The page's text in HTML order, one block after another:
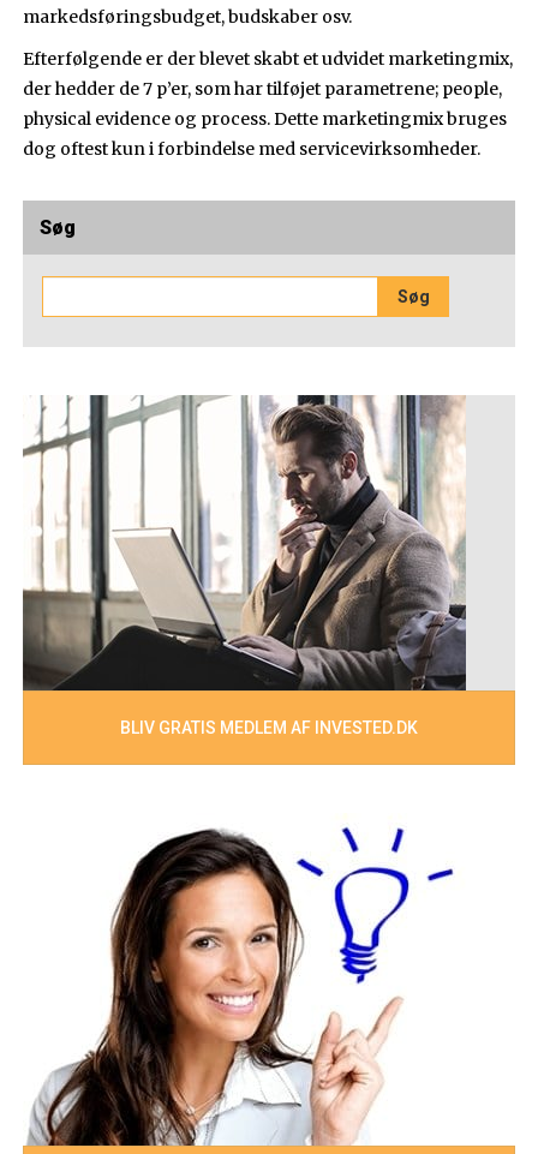
markedsføringsbudget, budskaber osv.
Efterfølgende er der blevet skabt et udvidet marketingmix,
der hedder de 7 p’er, som har tilføjet parametrene; people,
physical evidence og process. Dette marketingmix bruges
dog oftest kun i forbindelse med servicevirksomheder.
Søg
BLIV GRATIS MEDLEM AF INVESTED.DK